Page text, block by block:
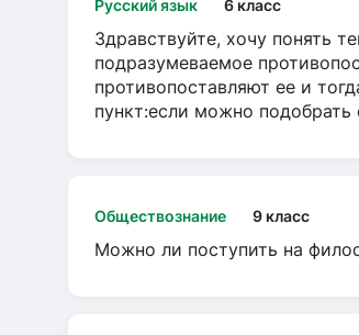
Русский язык 6 класс
Здравствуйте, хочу понять
подразумеваемое
противопоставляют ее и
пункт:если можно
Обществознание 9 класс
Можно ли поступить на